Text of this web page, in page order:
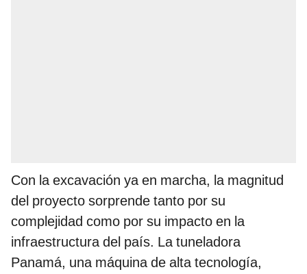
Con la excavación ya en marcha, la magnitud
del proyecto sorprende tanto por su
complejidad como por su impacto en la
infraestructura del país. La tuneladora
Panamá, una máquina de alta tecnología,